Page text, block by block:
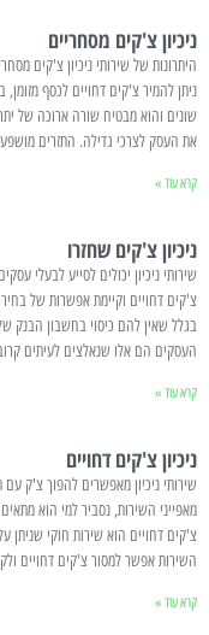
ניכיון צ'קים מסחריים
היתרונות של שירותי ניכיון צ'קים
ניתן להמיר צ'קים דחויים לכסף
שונים והוא מבטיח שורה ארוכה של
את העסק לצרכי גדילה. התזרים
קרא עוד »
ניכיון צ'קים שחזרו
שירותי ניכיון יכולים לסייע לבעלי
צ'קים דחויים וקיימת אפשרות של
בגלל שאין להם כיסוי בחשבון
העסקים הם אלו שנאלצים לעיתים
קרא עוד »
ניכיון צ'קים דחויים
שירותי ניכיון מאפשרים להפוך צ'ק
מאפייני השירות, נסביר למי הוא
צ'קים דחויים הוא שירות חוקי
השירות אפשר למסור צ'קים דחויים
קרא עוד »